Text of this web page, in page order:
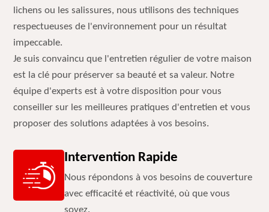
lichens ou les salissures, nous utilisons des techniques
respectueuses de l'environnement pour un résultat
impeccable.
Je suis convaincu que l'entretien régulier de votre maison
est la clé pour préserver sa beauté et sa valeur. Notre
équipe d'experts est à votre disposition pour vous
conseiller sur les meilleures pratiques d'entretien et vous
proposer des solutions adaptées à vos besoins.
Intervention Rapide
Nous répondons à vos besoins de couverture
avec efficacité et réactivité, où que vous
soyez.